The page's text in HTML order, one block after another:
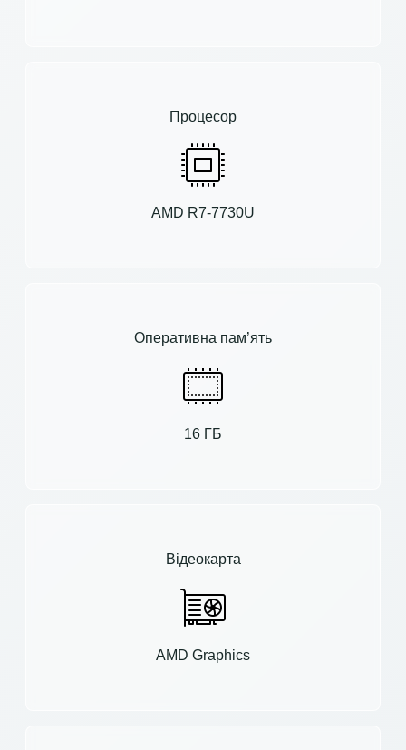
Процесор
AMD R7-7730U
Оперативна пам’ять
16 ГБ
Відеокарта
AMD Graphics